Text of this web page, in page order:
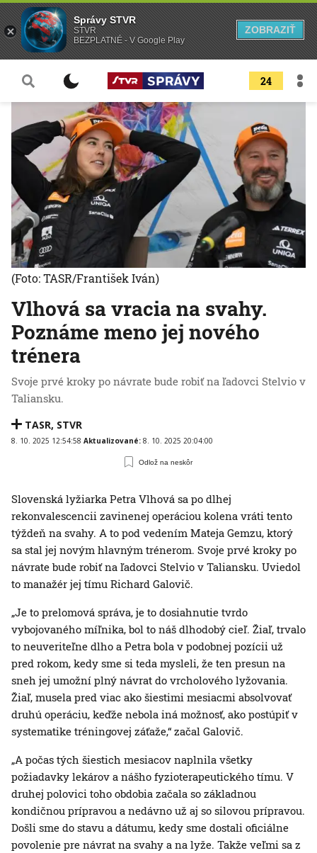
24
Vlhová sa vracia na svahy.
Poznáme meno jej nového
trénera
Svoje prvé kroky po návrate bude robiť na ľadovci Stelvio v
Taliansku.
TASR, STVR
8. 10. 2025 12:54:58 Aktualizované: 8. 10. 2025 20:04:00
Odlož na neskôr
(Foto: TASR/František Iván)
Slovenská lyžiarka Petra Vlhová sa po dlhej
rekonvalescencii zavinenej operáciou kolena vráti tento
týždeň na svahy. A to pod vedením Mateja Gemzu, ktorý
sa stal jej novým hlavným trénerom. Svoje prvé kroky po
návrate bude robiť na ľadovci Stelvio v Taliansku. Uviedol
to manažér jej tímu Richard Galovič.
„Je to prelomová správa, je to dosiahnutie tvrdo
vybojovaného míľnika, bol to náš dlhodobý cieľ. Žiaľ, trvalo
to neuveriteľne dlho a Petra bola v podobnej pozícii už
pred rokom, kedy sme si teda mysleli, že ten presun na
sneh jej umožní plný návrat do vrcholového lyžovania.
Žiaľ, musela pred viac ako šiestimi mesiacmi absolvovať
druhú operáciu, keďže nebola iná možnosť, ako postúpiť v
systematike tréningovej záťaže,“ začal Galovič.
„A počas tých šiestich mesiacov naplnila všetky
požiadavky lekárov a nášho fyzioterapeutického tímu. V
druhej polovici toho obdobia začala so základnou
kondičnou prípravou a nedávno už aj so silovou prípravou.
Došli sme do stavu a dátumu, kedy sme dostali oficiálne
povolenie pre návrat na svahy a na lyže. Takže veľmi sa z
Správy STVR
STVR
BEZPLATNÉ - V Google Play
ZOBRAZIŤ